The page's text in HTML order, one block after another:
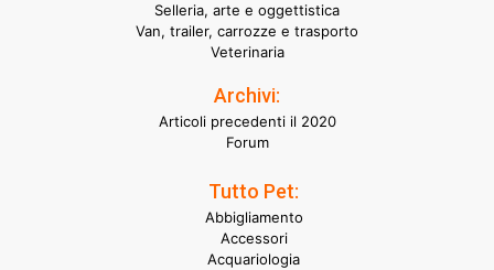
Selleria, arte e oggettistica
Van, trailer, carrozze e trasporto
Veterinaria
Archivi:
Articoli precedenti il 2020
Forum
Tutto Pet:
Abbigliamento
Accessori
Acquariologia